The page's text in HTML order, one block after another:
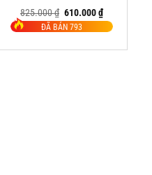
0
trên
5
0
825.000₫ Giá
gốc
là:
610.000₫Giá
hiện
tại
610.000 ₫.
ĐÃ BÁN 793